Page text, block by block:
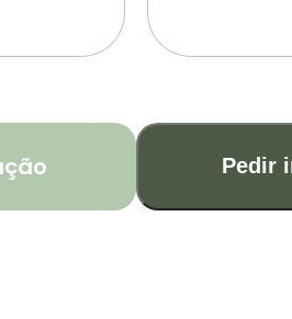
Pedir